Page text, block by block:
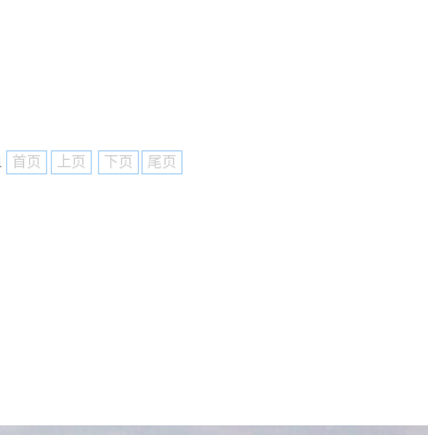
首页 上页 下页 尾页